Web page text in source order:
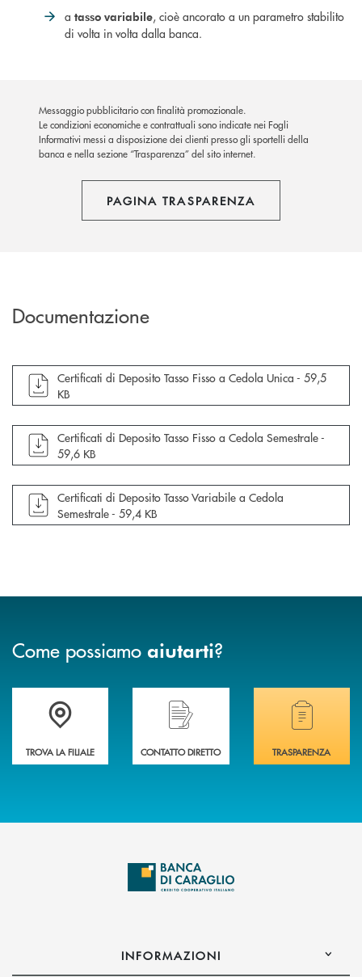
a tasso variabile, cioè ancorato a un parametro stabilito
di volta in volta dalla banca.
Messaggio pubblicitario con finalità promozionale.
Le condizioni economiche e contrattuali sono indicate nei Fogli
Informativi messi a disposizione dei clienti presso gli sportelli della
banca e nella sezione “Trasparenza” del sito internet.
PAGINA TRASPARENZA
Documentazione
apre documento in una nuova finestra
Certificati di Deposito Tasso Fisso a Cedola Unica - 59,5
KB
apre documento in una nuova finestra
Certificati di Deposito Tasso Fisso a Cedola Semestrale -
59,6 KB
apre documento in una nuova finestra
Certificati di Deposito Tasso Variabile a Cedola
Semestrale - 59,4 KB
Come possiamo aiutarti?
Accedi all' elenco completo delle filiali di Banca di Caraglio.
TROVA LA FILIALE
Hai bisogno di assistenza immediata?
CONTATTO DIRETTO
Hai bisogno di
TRASPARENZA
INFORMAZIONI